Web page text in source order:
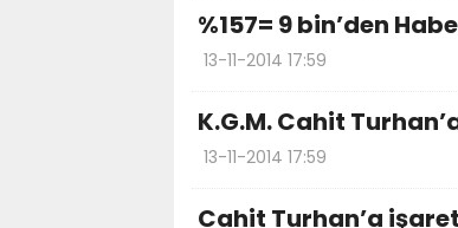
%157= 9 bin’den
13-11-2014 17:59
K.G.M. Cahit
13-11-2014 17:59
Cahit Turhan’a